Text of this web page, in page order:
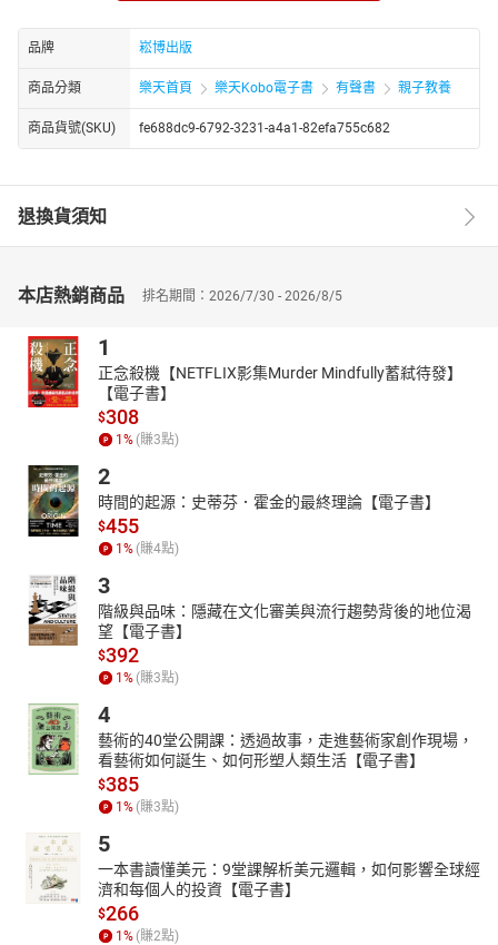
愛幻想，作品多變。
月白花繁：風格多變。從少女到老婦，從蘿莉到正太，都能輕鬆駕
馭。尤其擅長角色的情緒演繹，人物塑造區分度高。
聲配音，漫畫，動畫配音。
【目錄】
02 洞居
04 火焰怪獸
05 巴拉巴拉
06 祭壇
08 恐怖的酷兒
09 西部阿卡拉
10 巴拉拉的歌聲
11 仙人掌的家園
14 巴拉拉失蹤了
15 城堡闖關
16 迷宮
19 談判
20 冰封火鳳山
21 美麗的蘑菇地
23 夜行巨人
24 哭泣的小孩
25 維多利亞山寨
26 食人魚
27 火焰山聖地
品牌 崧博出版
商品分類 樂天首頁 樂天Kobo電子書 有聲書 親子教養
商品貨號(SKU) fe688dc9-6792-3231-a4a1-82efa755c682
退換貨須知
本店熱銷商品 排名期間：2026/7/30 - 2026/8/5
1
正念殺機【NETFLIX影集Murder Mindfully蓄弒待發】
【電子書】
$308
1 % (賺3點)
2
時間的起源：史蒂芬．霍金的最終理論【電子書】
$455
1 % (賺4點)
3
階級與品味：隱藏在文化審美與流行趨勢背後的地位渴
望【電子書】
$392
1 % (賺3點)
4
藝術的40堂公開課：透過故事，走進藝術家創作現場，
看藝術如何誕生、如何形塑人類生活【電子書】
$385
1 % (賺3點)
5
一本書讀懂美元：9堂課解析美元邏輯，如何影響全球經
濟和每個人的投資【電子書】
$266
1 % (賺2點)